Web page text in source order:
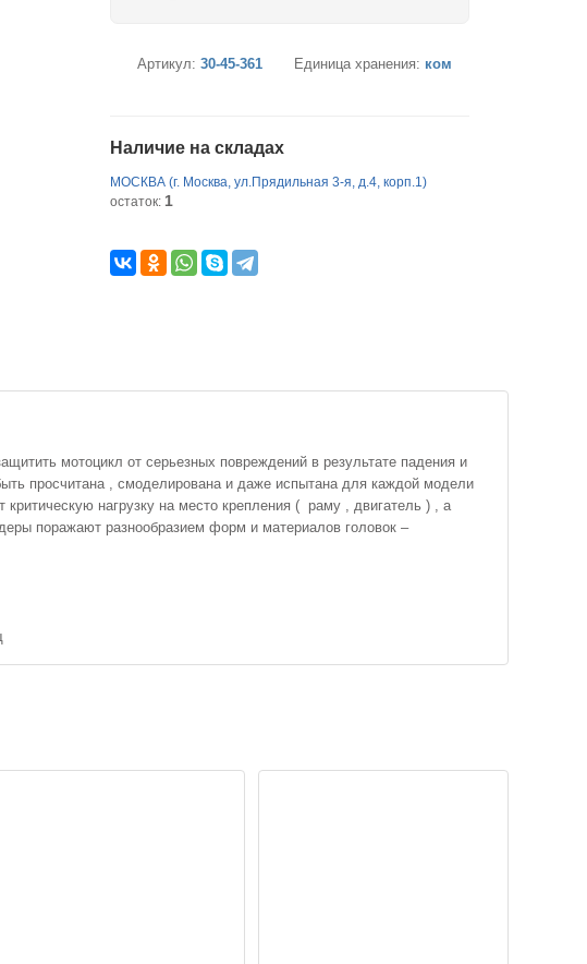
Артикул: 30-45-361 Единица хранения: ком
Наличие на складах
МОСКВА (г. Москва, ул.Прядильная 3-я, д.4, корп.1)
остаток: 1
мотоцикл от серьезных повреждений в результате падения и
просчитана , смоделирована и даже испытана для каждой модели
нагрузку на место крепления ( раму , двигатель ) , а
поражают разнообразием форм и материалов головок –